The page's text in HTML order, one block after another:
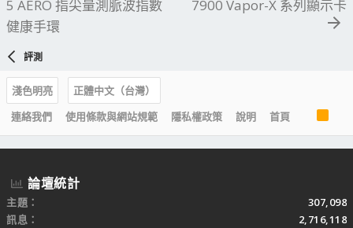
5 AERO 指尖量測脈波指數
健康手環
7900 Vapor-X 系列顯示卡
評測
淺色明亮
正體中文（台灣）
連絡我們
使用條款與網站規範 隱私權政策 說明 首頁
R
S
S
論壇統計
主題
307,098
訊息
2,716,118